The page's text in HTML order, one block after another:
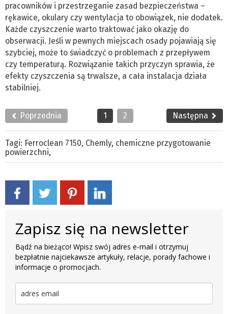
pracowników i przestrzeganie zasad bezpieczeństwa –
rękawice, okulary czy wentylacja to obowiązek, nie dodatek.
Każde czyszczenie warto traktować jako okazję do
obserwacji. Jeśli w pewnych miejscach osady pojawiają się
szybciej, może to świadczyć o problemach z przepływem
czy temperaturą. Rozwiązanie takich przyczyn sprawia, że
efekty czyszczenia są trwalsze, a cała instalacja działa
stabilniej.
Poprzednia 1 2 Następna
Tagi: Ferroclean 7150, Chemly, chemiczne przygotowanie
powierzchni,
Zapisz się na newsletter
Bądź na bieżąco! Wpisz swój adres e-mail i otrzymuj
bezpłatnie najciekawsze artykuły, relacje, porady fachowe i
informacje o promocjach.